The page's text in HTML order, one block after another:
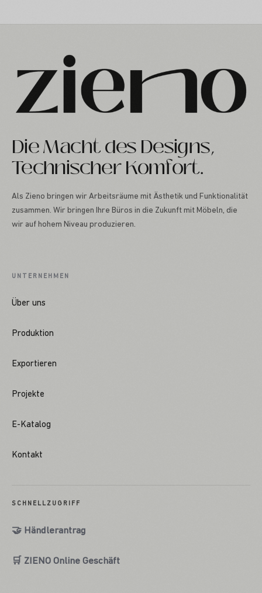
Die Macht des Designs,
Technischer Komfort.
Als Zieno bringen wir Arbeitsräume mit Ästhetik und Funktionalität
zusammen. Wir bringen Ihre Büros in die Zukunft mit Möbeln, die
wir auf hohem Niveau produzieren.
UNTERNEHMEN
Über uns
Produktion
Exportieren
Projekte
E-Katalog
Kontakt
SCHNELLZUGRIFF
🤝 Händlerantrag
🛒 ZIENO Online Geschäft